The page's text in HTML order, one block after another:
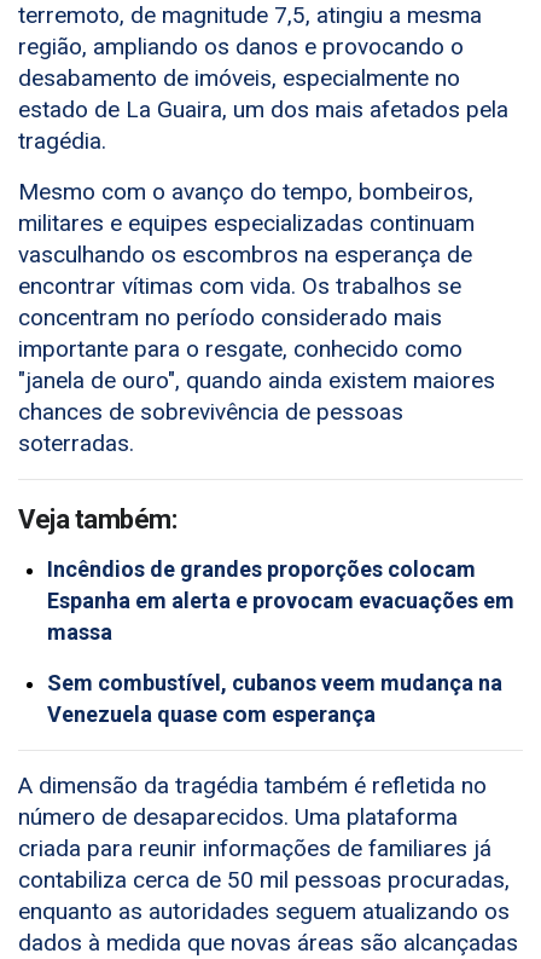
terremoto, de magnitude 7,5, atingiu a mesma
região, ampliando os danos e provocando o
desabamento de imóveis, especialmente no
estado de La Guaira, um dos mais afetados pela
tragédia.
Mesmo com o avanço do tempo, bombeiros,
militares e equipes especializadas continuam
vasculhando os escombros na esperança de
encontrar vítimas com vida. Os trabalhos se
concentram no período considerado mais
importante para o resgate, conhecido como
"janela de ouro", quando ainda existem maiores
chances de sobrevivência de pessoas
soterradas.
Veja também:
Incêndios de grandes proporções colocam
Espanha em alerta e provocam evacuações em
massa
Sem combustível, cubanos veem mudança na
Venezuela quase com esperança
A dimensão da tragédia também é refletida no
número de desaparecidos. Uma plataforma
criada para reunir informações de familiares já
contabiliza cerca de 50 mil pessoas procuradas,
enquanto as autoridades seguem atualizando os
dados à medida que novas áreas são alcançadas